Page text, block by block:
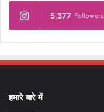
5,377 Followers
हमारे बारे में